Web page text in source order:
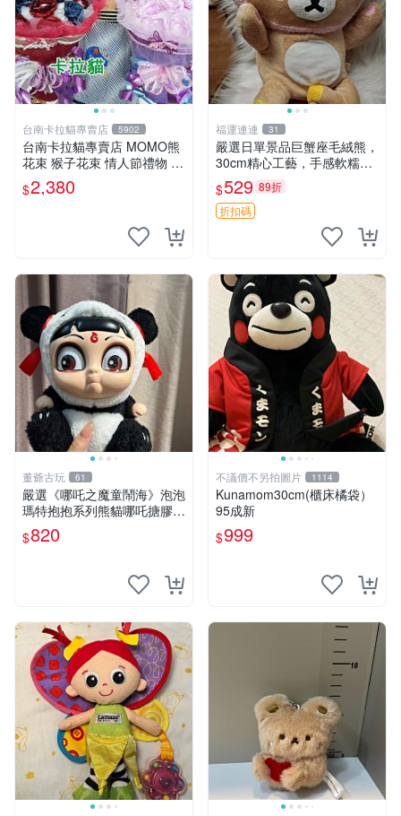
台南卡拉貓專賣店 5902
台南卡拉貓專賣店 MOMO熊
花束 猴子花束 情人節禮物 二
選一 可繡字 可今天寄明天到
$2,380
福運連連 31
嚴選日單景品巨蟹座毛絨熊，
30cm精心工藝，手感軟糯推
薦收藏送人 巨蟹座 毛絨玩具
精緻做工
$529 89折
折扣碼
董爺古玩 61
嚴選《哪吒之魔童鬧海》泡泡
瑪特抱抱系列熊貓哪吒搪膠臉
毛絨， STATE：如圖顯示 哪
吒 毛絨公仔 泡泡瑪特
$820
不議價不另拍圖片 1114
Kunamom30cm(櫃床橘袋）
95成新
$999